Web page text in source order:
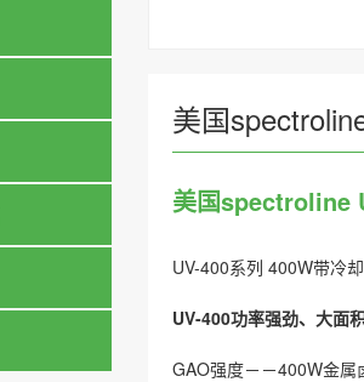
美国
美国spectroline
UV-400系列 400W带冷
UV-400功率强劲、大面
GAO强度－－400W金